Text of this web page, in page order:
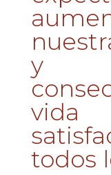
y
todos